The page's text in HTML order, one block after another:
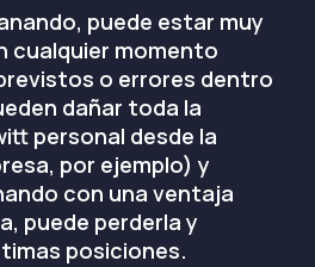
puede estar muy
cualquier momento
o errores dentro
dañar toda la
personal desde la
por ejemplo) y
con una ventaja
puede perderla y
posiciones.